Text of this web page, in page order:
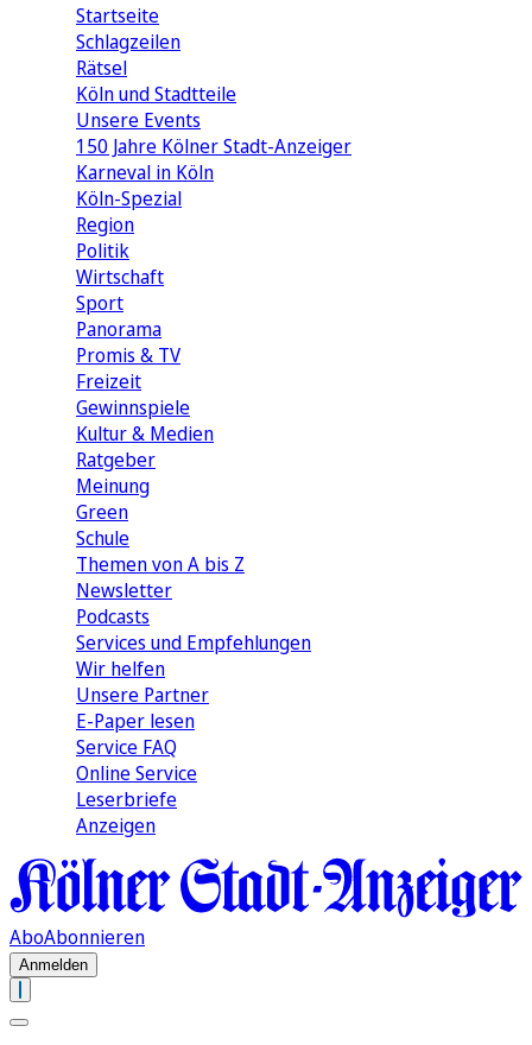
Startseite
Schlagzeilen
Rätsel
Köln und Stadtteile
Unsere Events
150 Jahre Kölner Stadt-Anzeiger
Karneval in Köln
Köln-Spezial
Region
Politik
Wirtschaft
Sport
Panorama
Promis & TV
Freizeit
Gewinnspiele
Kultur & Medien
Ratgeber
Meinung
Green
Schule
Themen von A bis Z
Newsletter
Podcasts
Services und Empfehlungen
Wir helfen
Unsere Partner
E-Paper lesen
Service FAQ
Online Service
Leserbriefe
Anzeigen
AboAbonnieren
Anmelden